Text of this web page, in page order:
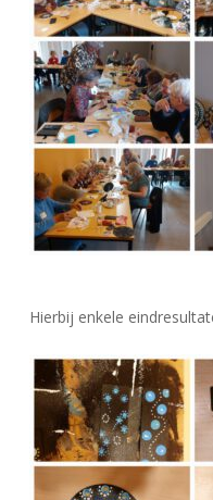
Hierbij enkele